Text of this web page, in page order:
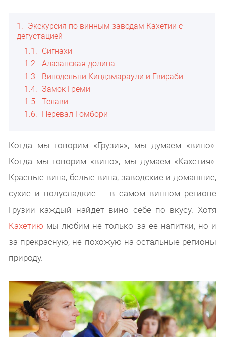
1
Экскурсия по винным заводам Кахетии с
дегустацией
1.1
Сигнахи
1.2 Алазанская долина
1.3
Винодельни Киндзмараули и Гвираби
1.4 Замок Греми
1.5
Телави
1.6
Перевал Гомбори
Когда мы говорим «Грузия», мы думаем «вино».
Когда мы говорим «вино», мы думаем «Кахетия».
Красные вина, белые вина, заводские и домашние,
сухие и полусладкие – в самом винном регионе
Грузии каждый найдет вино себе по вкусу. Хотя
Кахетию мы любим не только за ее напитки, но и
за прекрасную, не похожую на остальные регионы
природу.